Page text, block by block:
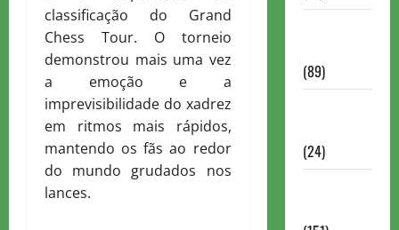
classificação do Grand
Chess Tour. O torneio
demonstrou mais uma vez
a emoção e a
imprevisibilidade do xadrez
em ritmos mais rápidos,
mantendo os fãs ao redor
do mundo grudados nos
lances.
(89)
(24)